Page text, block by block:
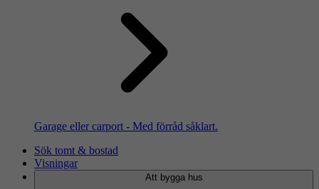
Garage eller carport - Med förråd såklart.
Sök tomt & bostad
Visningar
Att bygga hus